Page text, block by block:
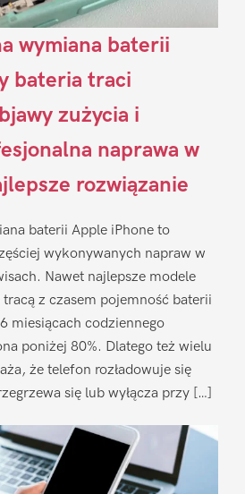
wymiana baterii
bateria traci
zużycia i
naprawa w
rozwiązanie
baterii Apple iPhone to
wykonywanych napraw w
Nawet najlepsze modele
z czasem pojemność baterii
miesiącach codziennego
poniżej 80%. Dlatego też wielu
że telefon rozładowuje się
się lub wyłącza przy […]